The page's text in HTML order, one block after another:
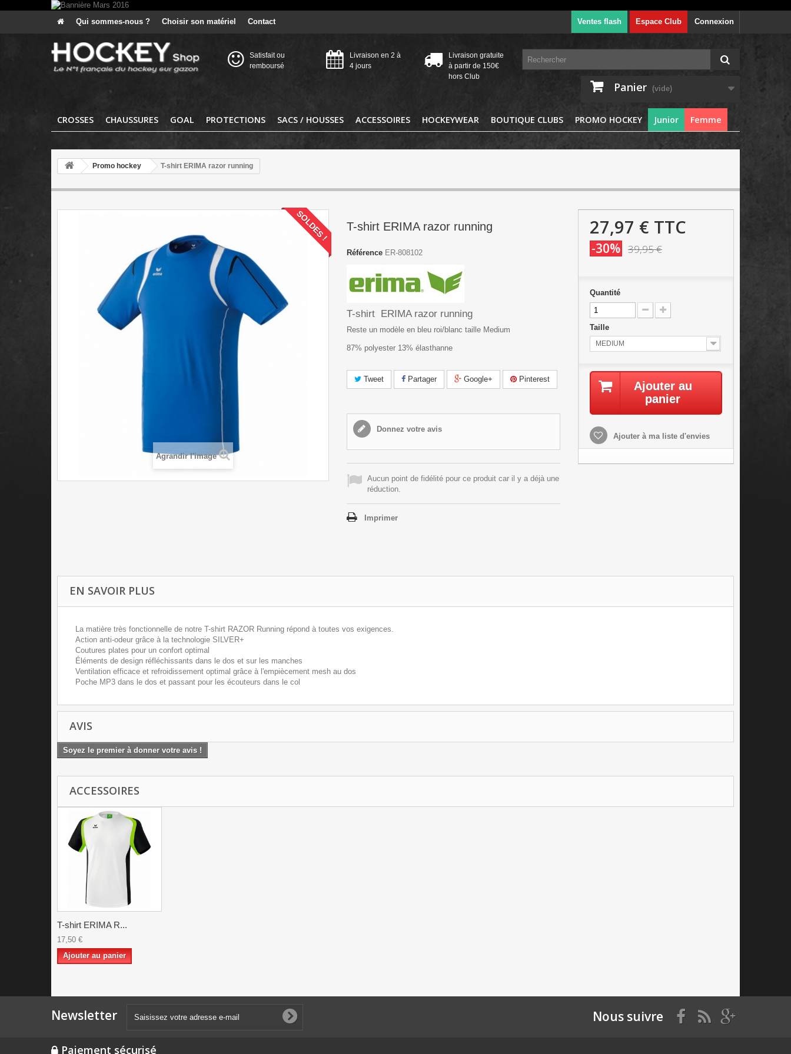
Qui sommes-nous ? Choisir son matériel Contact Ventes flash Espace Club Connexion
Satisfait ou
remboursé
Livraison en 2 à
4 jours
Livraison gratuite
à partir de 150€
hors Club
Panier (vide)
CROSSES CHAUSSURES GOAL PROTECTIONS SACS / HOUSSES ACCESSOIRES HOCKEYWEAR BOUTIQUE CLUBS PROMO HOCKEY Junior Femme
Promo hockey T-shirt ERIMA razor running
SOLDES !
Agrandir l'image
T-shirt ERIMA razor running
Référence ER-808102
T-shirt ERIMA razor running
Reste un modèle en bleu roi/blanc taille Medium
87% polyester 13% élasthanne
Tweet Partager Google+ Pinterest
Donnez votre avis
Aucun point de fidélité pour ce produit car il y a déjà une
réduction.
Imprimer
27,97 € TTC
-30% 39,95 €
Quantité
Taille
MEDIUM
Ajouter au
panier
Ajouter à ma liste d'envies
EN SAVOIR PLUS
La matière très fonctionnelle de notre T-shirt RAZOR Running répond à toutes vos exigences.
Action anti-odeur grâce à la technologie SILVER+
Coutures plates pour un confort optimal
Éléments de design réfléchissants dans le dos et sur les manches
Ventilation efficace et refroidissement optimal grâce à l'empiècement mesh au dos
Poche MP3 dans le dos et passant pour les écouteurs dans le col
AVIS
Soyez le premier à donner votre avis !
ACCESSOIRES
T-shirt ERIMA R...
17,50 €
Ajouter au panier
Newsletter Nous suivre
Paiement sécurisé